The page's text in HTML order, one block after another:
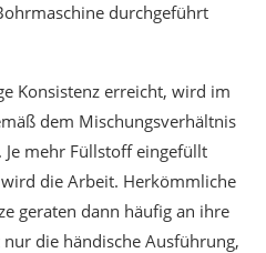
durchgeführt
Konsistenz erreicht, wird im
dem Mischungsverhältnis
mehr Füllstoff eingefüllt
die Arbeit. Herkömmliche
geraten dann häufig an ihre
die händische Ausführung,